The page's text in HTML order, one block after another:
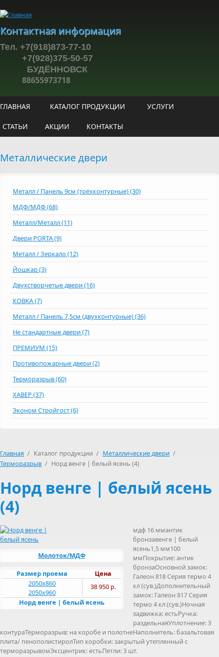
Контактная информация
Тел. +7(918)873-77-10
+7(928)375-50-57
БУДЁННОВСК
88655973718
ГЛАВНАЯ КАТАЛОГ ПРОДУКЦИИ УСЛУГИ
СТАТЬИ АКЦИИ КОНТАКТЫ
Металлические двери
Металл / Панель 9см (трёхконтурные) (30)
МДФ/МДФ (68)
Металл/Металл (11)
Двери PORTA (9)
Металл / Зеркало (12)
Йошкар (3)
Двухстворчетые двери (16)
КОВКА (7)
Металл / Панель 7,5см (двухконтурные) (36)
Не стандартные двери (7)
ПРЕМИУМ (15)
Противопожарные двери (2)
Терморазрыв (60)
ХАВЕР (37)
Эконом Стройгост (6)
Главная / Каталог продукции / Металлические двери /
Терморазрыв / Норд венге | белый ясень (4)
Норд венге | белый ясень
(4)
Молоток/МДФ
Цена
Размер проема
38 950 р.
2050х860
2050х960
Норд венге | белый ясень
мдф 16 ммантик
бронзавенге | белый
ясень1,5 мм100
ммПокрытие: антик
бронзаОсновной замок:
Галеон 818 Серия термо 4
кл (сув.)Дополнительный
замок: Галеон 817 Серия
термо 4 кл (сув.)Ночная
задвижка: естьРучка:
раздельнаяУплотнение: 3
контураТерморазрыв: на коробе и полотнеНаполнитель: базальтовая
плита/ пенополистиролТип коробки: закрытый утепленный c
терморазрывомЭксцентрик: естьПетли: 3 шт.